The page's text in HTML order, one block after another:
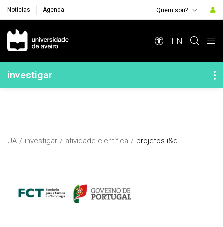
Notícias Agenda Quem sou?
Navegação Principal
EN
Navegação Lateral
investigar
UA investigar atividade científica projetos i&d